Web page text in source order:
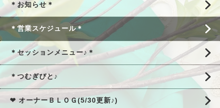
＊お知らせ＊
＊営業スケジュール＊
＊セッションメニュー♪＊
＊つむぎびと♪
❤ オーナーＢＬＯＧ(5/30更新♪)